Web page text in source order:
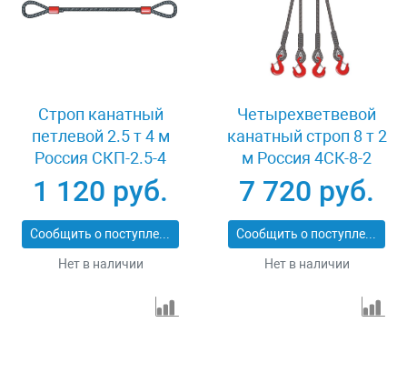
Строп канатный
петлевой 2.5 т 4 м
Россия СКП-2.5-4
1 120 руб.
Сообщить о поступлении
Нет в наличии
Четырехветвевой
канатный строп 8 т 2
м Россия 4СК-8-2
7 720 руб.
Сообщить о поступлении
Нет в наличии